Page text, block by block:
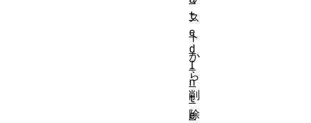
ス
ト
か
ら
削
除
t
e
d
I
n
t
e